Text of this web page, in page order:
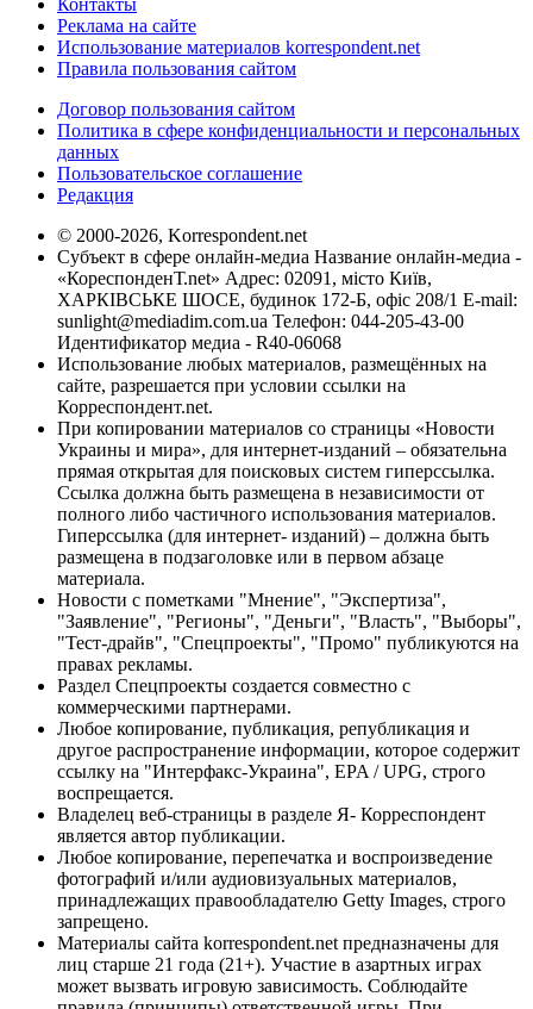
Контакты
Реклама на сайте
Использование материалов korrespondent.net
Правила пользования сайтом
Договор пользования сайтом
Политика в сфере конфиденциальности и персональных
данных
Пользовательское соглашение
Редакция
© 2000-2026, Korrespondent.net
Субъект в сфере онлайн-медиа Название онлайн-медиа -
«КореспонденТ.net» Адрес: 02091, місто Київ,
ХАРКІВСЬКЕ ШОСЕ, будинок 172-Б, офіс 208/1 E-mail:
sunlight@mediadim.com.ua Телефон: 044-205-43-00
Идентификатор медиа - R40-06068
Использование любых материалов, размещённых на
сайте, разрешается при условии ссылки на
Корреспондент.net.
При копировании материалов со страницы «Новости
Украины и мира», для интернет-изданий – обязательна
прямая открытая для поисковых систем гиперссылка.
Ссылка должна быть размещена в независимости от
полного либо частичного использования материалов.
Гиперссылка (для интернет- изданий) – должна быть
размещена в подзаголовке или в первом абзаце
материала.
Новости с пометками "Мнение", "Экспертиза",
"Заявление", "Регионы", "Деньги", "Власть", "Выборы",
"Тест-драйв", "Спецпроекты", "Промо" публикуются на
правах рекламы.
Раздел Спецпроекты создается совместно с
коммерческими партнерами.
Любое копирование, публикация, републикация и
другое распространение информации, которое содержит
ссылку на "Интерфакс-Украина", EPA / UPG, строго
воспрещается.
Владелец веб-страницы в разделе Я- Корреспондент
является автор публикации.
Любое копирование, перепечатка и воспроизведение
фотографий и/или аудиовизуальных материалов,
принадлежащих правообладателю Getty Images, строго
запрещено.
Материалы сайта korrespondent.net предназначены для
лиц старше 21 года (21+). Участие в азартных играх
может вызвать игровую зависимость. Соблюдайте